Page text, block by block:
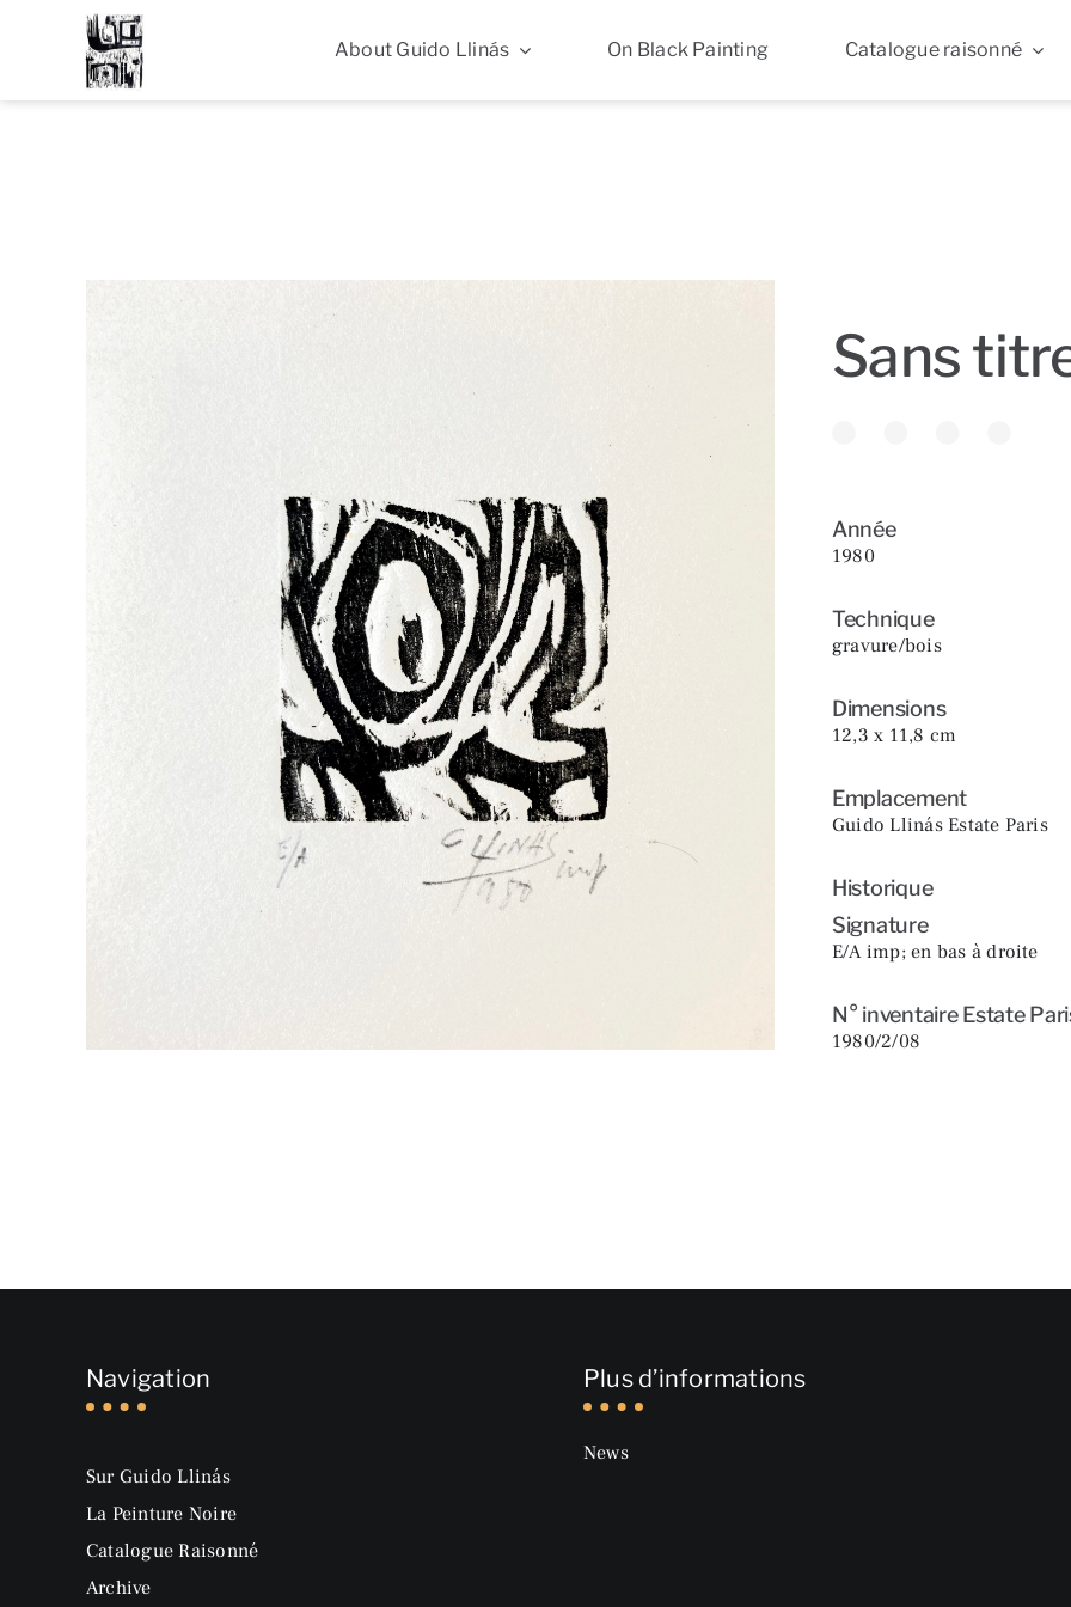
About Guido Llinás On Black Painting Catalogue raisonné
Sans
Année
1980
Technique
gravure/bois
Dimensions
12,3 x 11,8 cm
Emplacement
Guido Llinás Estate Paris
Historique
Signature
E/A imp; en bas à droite
N° inventaire Estate
1980/2/08
Navigation
Sur Guido Llinás
La Peinture Noire
Catalogue Raisonné
Archive
Plus d’informations
News